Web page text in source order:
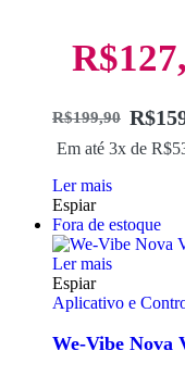
R$199,90 R$
Em até 3x de R$
R$
Ler mais
Espiar
Fora de estoque
Ler mais
Espiar
Aplicativo e
We-Vibe Nova